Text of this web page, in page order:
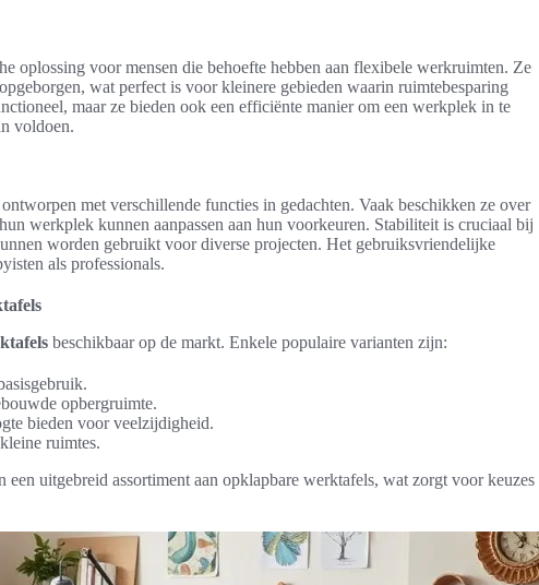
oplossing voor mensen die behoefte hebben aan flexibele werkruimten. Ze
wat perfect is voor kleinere gebieden waarin ruimtebesparing
maar ze bieden ook een efficiënte manier om een werkplek in te
voldoen.
met verschillende functies in gedachten. Vaak beschikken ze over
werkplek kunnen aanpassen aan hun voorkeuren. Stabiliteit is cruciaal bij
worden gebruikt voor diverse projecten. Het gebruiksvriendelijke
als professionals.
beschikbaar op de markt. Enkele populaire varianten zijn:
opbergruimte.
bieden voor veelzijdigheid.
ruimtes.
uitgebreid assortiment aan opklapbare werktafels, wat zorgt voor keuzes